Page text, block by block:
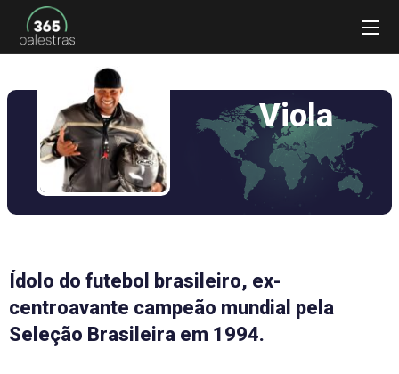
Viola
Ídolo do futebol brasileiro, ex-
centroavante campeão mundial pela
Seleção Brasileira em 1994.